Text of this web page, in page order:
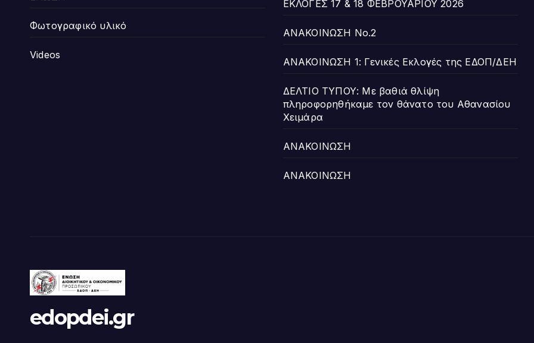
Φωτογραφικό υλικό
Videos
ΕΚΛΟΓΕΣ 17 & 18 ΦΕΒΡΟΥΑΡΙΟΥ 2026
ΑΝΑΚΟΙΝΩΣΗ Νο.2
ΑΝΑΚΟΙΝΩΣΗ 1: Γενικές Εκλογές της ΕΔΟΠ/ΔΕΗ
ΔΕΛΤΙΟ ΤΥΠΟΥ: Με βαθιά θλίψη
πληροφορηθήκαμε τον θάνατο του Αθανασίου
Χειμάρα
ΑΝΑΚΟΙΝΩΣΗ
ΑΝΑΚΟΙΝΩΣΗ
edopdei.gr